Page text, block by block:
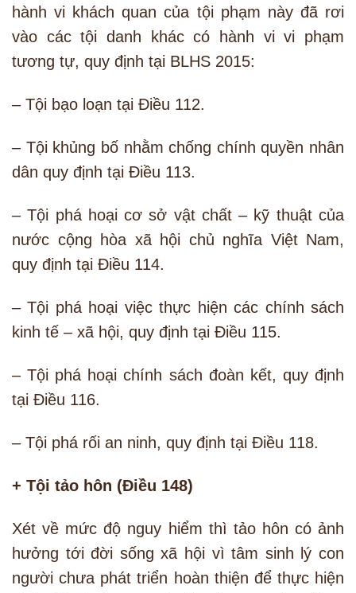
hành vi khách quan của tội phạm này đã rơi
vào các tội danh khác có hành vi vi phạm
tương tự, quy định tại BLHS 2015:
– Tội bạo loạn tại Điều 112.
– Tội khủng bố nhằm chống chính quyền nhân
dân quy định tại Điều 113.
– Tội phá hoại cơ sở vật chất – kỹ thuật của
nước cộng hòa xã hội chủ nghĩa Việt Nam,
quy định tại Điều 114.
– Tội phá hoại việc thực hiện các chính sách
kinh tế – xã hội, quy định tại Điều 115.
– Tội phá hoại chính sách đoàn kết, quy định
tại Điều 116.
– Tội phá rối an ninh, quy định tại Điều 118.
+ Tội tảo hôn (Điều 148)
Xét về mức độ nguy hiểm thì tảo hôn có ảnh
hưởng tới đời sống xã hội vì tâm sinh lý con
người chưa phát triển hoàn thiện để thực hiện